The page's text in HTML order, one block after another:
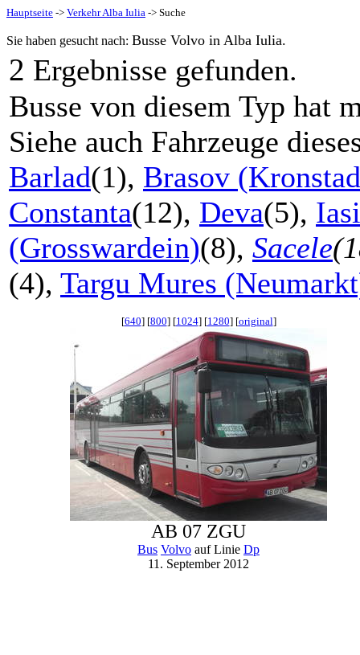
Hauptseite -> Verkehr Alba Iulia -> Suche
Sie haben gesucht nach: Busse Volvo in Alba Iulia.
2 Ergebnisse gefunden.
Busse von diesem Typ hat
Siehe auch Fahrzeuge
Barlad(1), Brasov
Constanta(12), Deva(5), Iasi
(Grosswardein)(8), Sacele
(4), Targu Mures
[640] [800] [1024] [1280] [original]
AB 07 ZGU
Bus Volvo auf Linie Dp
11. September 2012